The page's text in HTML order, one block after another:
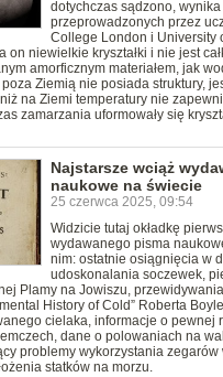
dotychczas sądzono,
przeprowadzonych przez
College London i University
on niewielkie kryształki i nie jest
amorficznym materiałem, jak
Ziemią nie posiada struktury,
na Ziemi temperatury nie
zamarzania uformowały się
Najstarsze wciąż
naukowe na świecie
25 czerwca 2025, 09:54
Widzicie tutaj okładkę
wydawanego pisma
nim: ostatnie osiągnięcia w
udoskonalania soczewek,
Plamy na Jowiszu,
History of Cold” Roberta
cielaka, informacje o pewnej
dane o polowaniach na
problemy wykorzystania zegarów
statków na morzu.